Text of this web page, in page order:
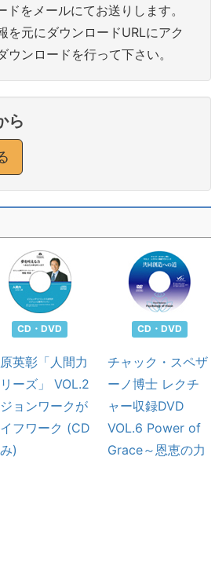
をメールにてお送りします。
を元にダウンロードURLにアク
ウンロードを行って下さい。
ら
CD・DVD
英彰「人間力
ーズ」 VOL.2
ョンワークが
フワーク (CD
)
CD・DVD
チャック・スペザ
ーノ博士 レクチ
ャー収録DVD
VOL.6 Power of
Grace～恩恵の力